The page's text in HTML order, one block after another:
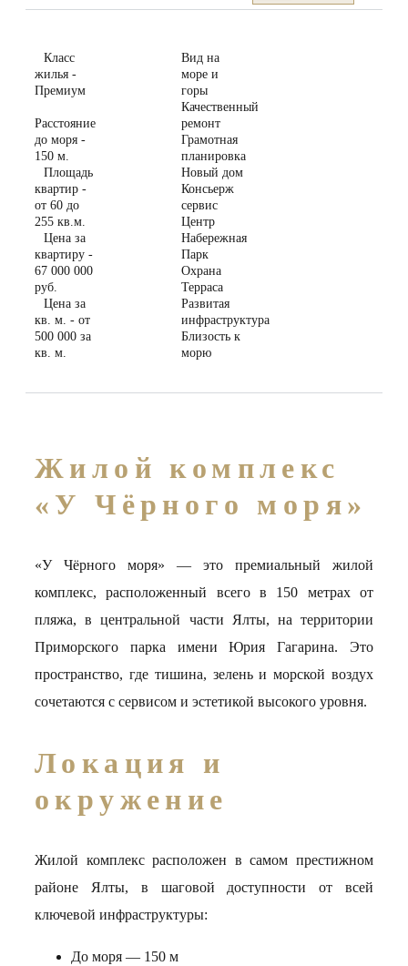
Класс
жилья -
Премиум
Расстояние
до моря -
150 м.
Площадь
квартир -
от 60 до
255 кв.м.
Цена за
квартиру -
67 000 000
руб.
Цена за
кв. м. - от
500 000 за
кв. м.
Вид на
море и
горы
Качественный
ремонт
Грамотная
планировка
Новый дом
Консьерж
сервис
Центр
Набережная
Парк
Охрана
Терраса
Развитая
инфраструктура
Близость к
морю
Жилой комплекс
«У Чёрного моря»
«У Чёрного моря» — это премиальный жилой
комплекс, расположенный всего в 150 метрах от
пляжа, в центральной части Ялты, на территории
Приморского парка имени Юрия Гагарина. Это
пространство, где тишина, зелень и морской воздух
сочетаются с сервисом и эстетикой высокого уровня.
Локация и
окружение
Жилой комплекс расположен в самом престижном
районе Ялты, в шаговой доступности от всей
ключевой инфраструктуры:
До моря — 150 м